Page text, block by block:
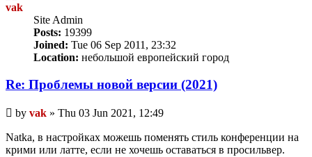
vak
Site Admin
Posts: 19399
Joined: Tue 06 Sep 2011, 23:32
Location: небольшой европейский город
Re: Проблемы новой версии (2021)
Unread
post
by vak » Thu 03 Jun 2021, 12:49
Natka, в настройках можешь поменять стиль конференции на
крими или латте, если не хочешь оставаться в просильвер.